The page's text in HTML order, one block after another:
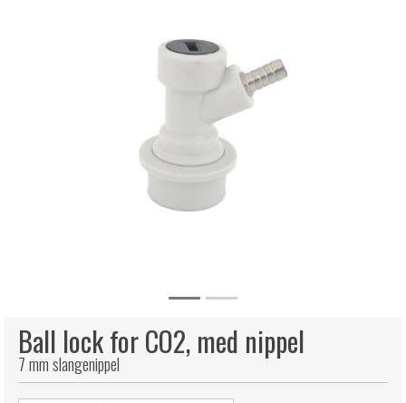
Ball lock for CO2, med nippel
7 mm slangenippel